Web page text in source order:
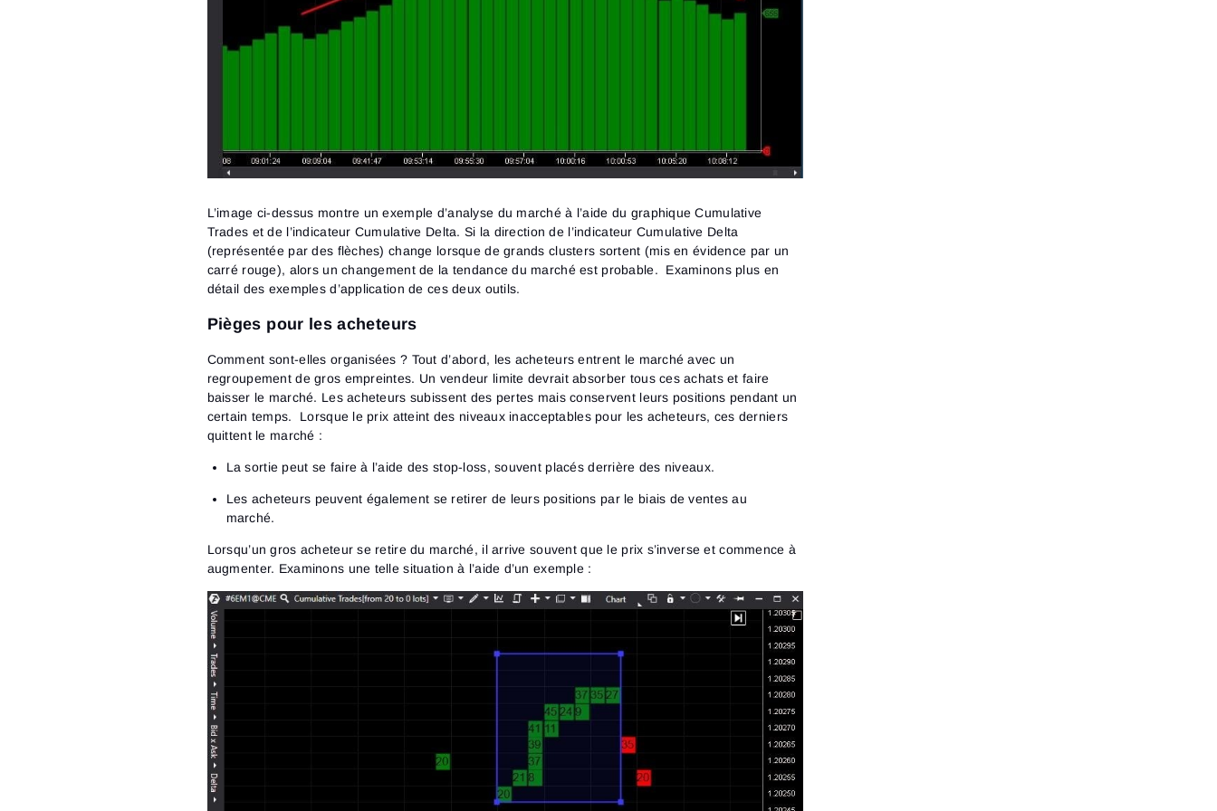
L’image ci-dessus montre un exemple d’analyse du marché à l’aide du graphique Cumulative
Trades et de l’indicateur Cumulative Delta. Si la direction de l’indicateur Cumulative Delta
(représentée par des flèches) change lorsque de grands clusters sortent (mis en évidence par un
carré rouge), alors un changement de la tendance du marché est probable. Examinons plus en
détail des exemples d’application de ces deux outils.
Pièges pour les acheteurs
Comment sont-elles organisées ? Tout d’abord, les acheteurs entrent le marché avec un
regroupement de gros empreintes. Un vendeur limite devrait absorber tous ces achats et faire
baisser le marché. Les acheteurs subissent des pertes mais conservent leurs positions pendant un
certain temps. Lorsque le prix atteint des niveaux inacceptables pour les acheteurs, ces derniers
quittent le marché :
La sortie peut se faire à l’aide des stop-loss, souvent placés derrière des niveaux.
Les acheteurs peuvent également se retirer de leurs positions par le biais de ventes au
marché.
Lorsqu’un gros acheteur se retire du marché, il arrive souvent que le prix s’inverse et commence à
augmenter. Examinons une telle situation à l’aide d’un exemple :